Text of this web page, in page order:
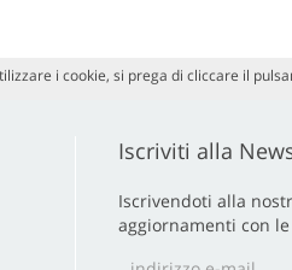
i cookie, si prega di cliccare il
Iscriviti alla
Iscrivendoti alla
aggiornamenti con